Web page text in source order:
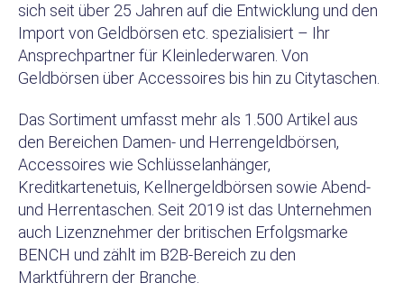
sich seit über 25 Jahren auf die Entwicklung und den
Import von Geldbörsen etc. spezialisiert – Ihr
Ansprechpartner für Kleinlederwaren. Von
Geldbörsen über Accessoires bis hin zu Citytaschen.
Das Sortiment umfasst mehr als 1.500 Artikel aus
den Bereichen Damen- und Herrengeldbörsen,
Accessoires wie Schlüsselanhänger,
Kreditkartenetuis, Kellnergeldbörsen sowie Abend-
und Herrentaschen. Seit 2019 ist das Unternehmen
auch Lizenznehmer der britischen Erfolgsmarke
BENCH und zählt im B2B-Bereich zu den
Marktführern der Branche.